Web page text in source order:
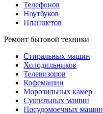
Телефонов
Ноутбуков
Планшетов
Ремонт бытовой техники
Стиральных машин
Холодильников
Телевизоров
Кофемашин
Морозильных камер
Сушильных машин
Посудомоечных машин